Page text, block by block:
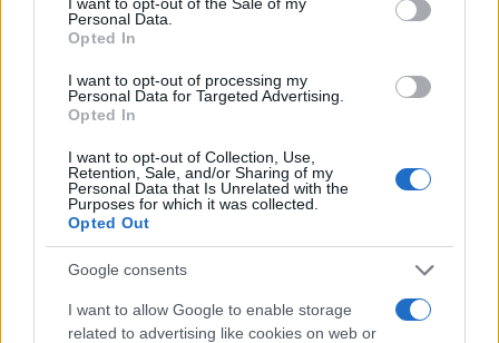
Personal Data.
Opted In
I want to opt-out of processing my
Personal Data for Targeted Advertising.
Opted In
I want to opt-out of Collection, Use,
Retention, Sale, and/or Sharing of my
Personal Data that Is Unrelated with the
Purposes for which it was collected.
Opted Out
Google consents
I want to allow Google to enable storage
related to advertising like cookies on web or
εντοπίστηκε τραυματισμένος στην περιοχή της
Παλαιάς Φώκαιας
του σε γκρεμό, ενώ έφερε και τραύματα στα
χέρια του αφού επιχείρησε να κόψει τις φλέβες
Ρεπορτάζ: Μαρίνος Αλειφέρης και Αναστασία
Σταματοπούλου